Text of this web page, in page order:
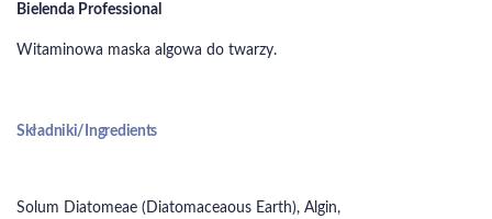
Bielenda Professional
Witaminowa maska algowa do twarzy.
Składniki/Ingredients
Solum Diatomeae (Diatomaceaous Earth), Algin,